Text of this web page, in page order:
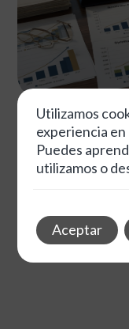
Planificación
Inmobiliarias:
Utilizamos
experiencia
Puedes
utilizamos o
Aceptar